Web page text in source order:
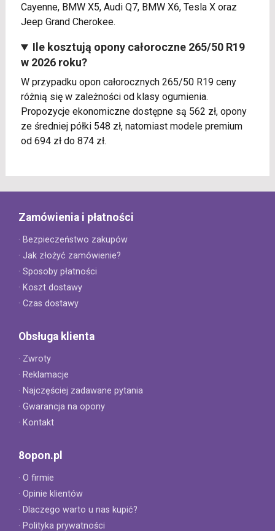
Cayenne, BMW X5, Audi Q7, BMW X6, Tesla X oraz
Jeep Grand Cherokee.
Ile kosztują opony całoroczne 265/50 R19
w 2026 roku?
W przypadku opon całorocznych 265/50 R19 ceny
różnią się w zależności od klasy ogumienia.
Propozycje ekonomiczne dostępne są 562 zł, opony
ze średniej półki 548 zł, natomiast modele premium
od 694 zł do 874 zł.
Zamówienia i płatności
· Bezpieczeństwo zakupów
· Jak złożyć zamówienie?
· Sposoby płatności
· Koszt dostawy
· Czas dostawy
Obsługa klienta
· Zwroty
· Reklamacje
· Najczęściej zadawane pytania
· Gwarancja na opony
· Kontakt
8opon.pl
· O firmie
· Opinie klientów
· Dlaczego warto u nas kupić?
· Polityka prywatności